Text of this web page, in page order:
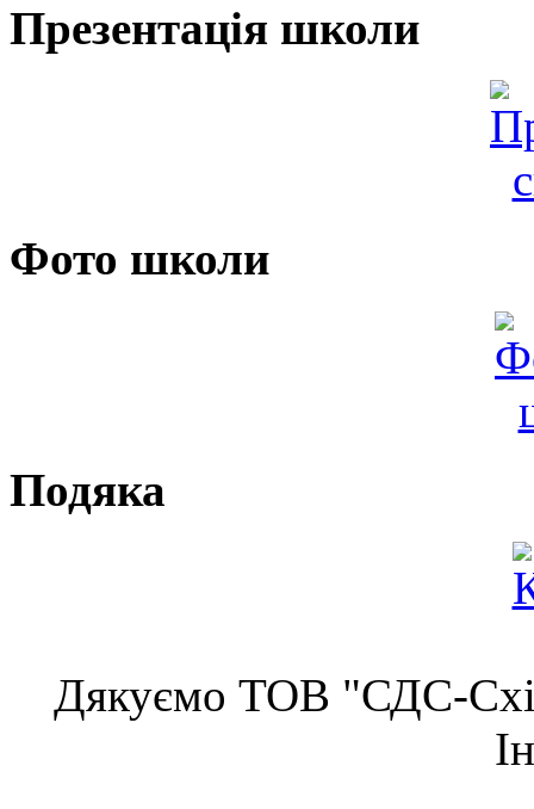
Презентація школи
Фото школи
Подяка
Дякуємо ТОВ "СДС-